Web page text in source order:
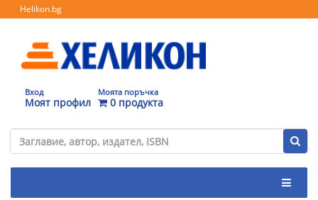
Helikon.bg
Вход
Моят профил
Моята поръчка
0 продукта